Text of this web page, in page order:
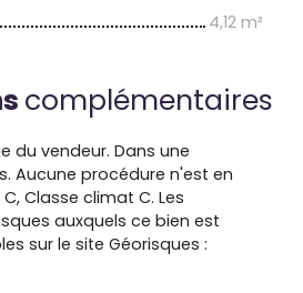
4,12 m²
complémentaires
du vendeur. Dans une
Aucune procédure n'est en
Classe climat C. Les
auxquels ce bien est
sur le site Géorisques :